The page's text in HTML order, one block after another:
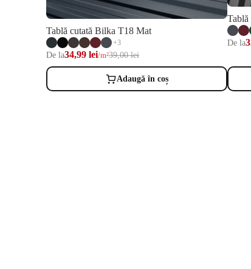
Tablă cutată Bilka T18 Mat
+3
De la34,99 lei/m²39,00 lei
Adaugă în coș
De la